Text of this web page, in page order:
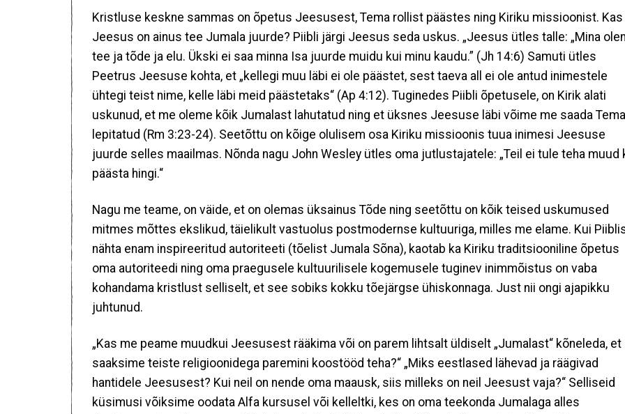
Kristluse keskne sammas on õpetus Jeesusest, Tema rollist päästes ning Kiriku missioonist. Kas
Jeesus on ainus tee Jumala juurde? Piibli järgi Jeesus seda uskus. „Jeesus ütles talle: „Mina
tee ja tõde ja elu. Ükski ei saa minna Isa juurde muidu kui minu kaudu.” (Jh 14:6) Samuti ütles
Peetrus Jeesuse kohta, et „kellegi muu läbi ei ole päästet, sest taeva all ei ole antud inimestele
ühtegi teist nime, kelle läbi meid päästetaks“ (Ap 4:12). Tuginedes Piibli õpetusele, on Kirik alati
uskunud, et me oleme kõik Jumalast lahutatud ning et üksnes Jeesuse läbi võime me saada
lepitatud (Rm 3:23-24). Seetõttu on kõige olulisem osa Kiriku missioonis tuua inimesi Jeesuse
juurde selles maailmas. Nõnda nagu John Wesley ütles oma jutlustajatele: „Teil ei tule teha muud
päästa hingi.“
Nagu me teame, on väide, et on olemas üksainus Tõde ning seetõttu on kõik teised uskumused
mitmes mõttes ekslikud, täielikult vastuolus postmodernse kultuuriga, milles me elame. Kui
nähta enam inspireeritud autoriteeti (tõelist Jumala Sõna), kaotab ka Kiriku traditsiooniline õpetus
oma autoriteedi ning oma praegusele kultuurilisele kogemusele tuginev inimmõistus on vaba
kohandama kristlust selliselt, et see sobiks kokku tõejärgse ühiskonnaga. Just nii ongi ajapikku
juhtunud.
„Kas me peame muudkui Jeesusest rääkima või on parem lihtsalt üldiselt „Jumalast“ kõneleda, et
saaksime teiste religioonidega paremini koostööd teha?“ „Miks eestlased lähevad ja räägivad
hantidele Jeesusest? Kui neil on nende oma maausk, siis milleks on neil Jeesust vaja?“ Selliseid
küsimusi võiksime oodata Alfa kursusel või kelleltki, kes on oma teekonda Jumalaga alles